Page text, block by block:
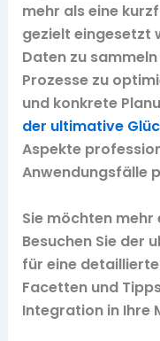
mehr als eine
gezielt eingesetzt
Daten zu
Prozesse zu
und konkrete
der ultimative
Aspekte
Anwendungsfälle
Sie möchten mehr
Besuchen Sie der
für eine
Facetten und
Integration in Ihre